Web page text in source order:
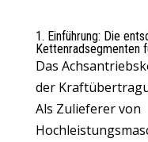
1. Einführung: Die
Kettenradsegmenten
Das
der
Als Zulieferer von